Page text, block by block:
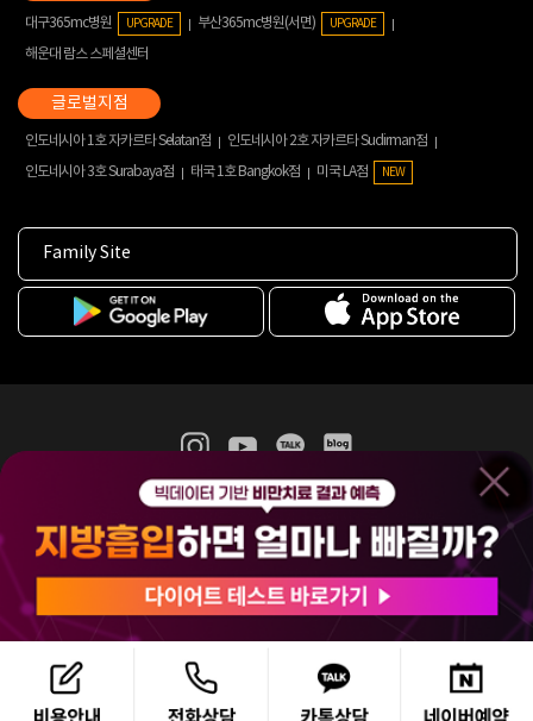
대구365mc병원 UPGRADE 부산365mc병원(서면) UPGRADE
해운대 람스 스페셜센터
인도네시아 1호 자카르타 Selatan점
인도네시아 2호 자카르타 Sudirman점
인도네시아 3호 Surabaya점
태국 1호 Bangkok점 미국 LA점 NEW
Family Site
365mc 병·의원 이용약관
홈페이지 이용약관
비급여진료수가
(주)365mcㅣ서울특별시 서초구 서초대로52길 7, 3~4층(서초동, 제일빌딩)
120-87-04354ㅣ김남철
COPYRIGHT(C) 2025 365mc. ALL RIGHTS RESERVED.